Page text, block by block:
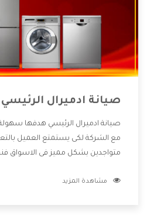
صيانة ادميرال الرئيسي
صيانة ادميرال الرئيسي هدفها
مع الشركة لكى يستمتع العميل
متواجدين بشكل مميز فى الاسواق
الشركة بها والتى تكون منها خدمة
مشاهدة المزيد